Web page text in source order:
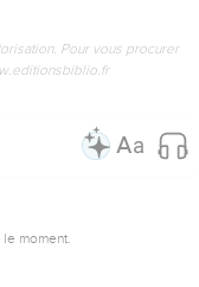
Pour vous procurer
moment.